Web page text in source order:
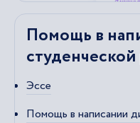
Помощь в
Эссе
Помощь в написании